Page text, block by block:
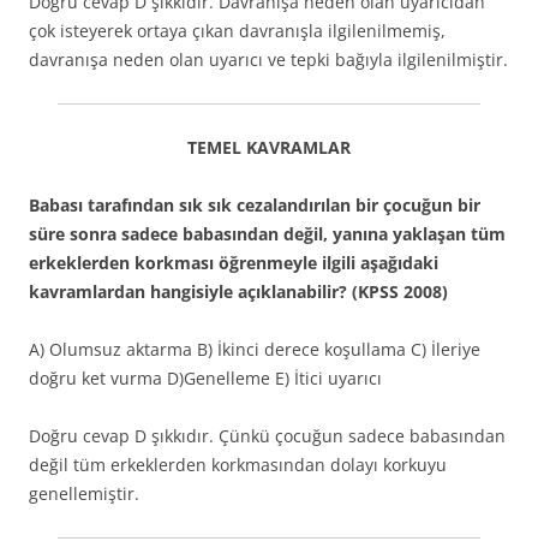
çok isteyerek ortaya çıkan davranışla ilgilenilmemiş,
davranışa neden olan uyarıcı ve tepki bağıyla ilgilenilmiştir.
TEMEL KAVRAMLAR
Babası tarafından sık sık cezalandırılan bir çocuğun bir
süre sonra sadece babasından değil, yanına yaklaşan tüm
erkeklerden korkması öğrenmeyle ilgili aşağıdaki
kavramlardan hangisiyle açıklanabilir? (KPSS 2008)
A) Olumsuz aktarma B) İkinci derece koşullama C) İleriye
doğru ket vurma D)Genelleme E) İtici uyarıcı
Doğru cevap D şıkkıdır. Çünkü çocuğun sadece babasından
değil tüm erkeklerden korkmasından dolayı korkuyu
genellemiştir.